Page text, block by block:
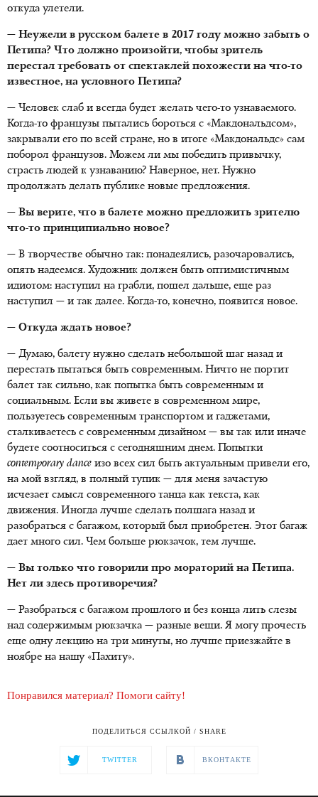
откуда улетели.
— Неужели в русском балете в 2017 году можно забыть о
Петипа? Что должно произойти, чтобы зритель
перестал требовать от спектаклей похожести на что-то
известное, на условного Петипа?
— Человек слаб и всегда будет желать чего-то узнаваемого.
Когда-то французы пытались бороться с «Макдональдсом»,
закрывали его по всей стране, но в итоге «Макдональдс» сам
поборол французов. Можем ли мы победить привычку,
страсть людей к узнаванию? Наверное, нет. Нужно
продолжать делать публике новые предложения.
— Вы верите, что в балете можно предложить зрителю
что-то принципиально новое?
— В творчестве обычно так: понадеялись, разочаровались,
опять надеемся. Художник должен быть оптимистичным
идиотом: наступил на грабли, пошел дальше, еще раз
наступил — и так далее. Когда-то, конечно, появится новое.
— Откуда ждать новое?
— Думаю, балету нужно сделать небольшой шаг назад и
перестать пытаться быть современным. Ничто не портит
балет так сильно, как попытка быть современным и
социальным. Если вы живете в современном мире,
пользуетесь современным транспортом и гаджетами,
сталкиваетесь с современным дизайном — вы так или иначе
будете соотноситься с сегодняшним днем. Попытки
contemporary dance изо всех сил быть актуальным привели его,
на мой взгляд, в полный тупик — для меня зачастую
исчезает смысл современного танца как текста, как
движения. Иногда лучше сделать полшага назад и
разобраться с багажом, который был приобретен. Этот багаж
дает много сил. Чем больше рюкзачок, тем лучше.
— Вы только что говорили про мораторий на Петипа.
Нет ли здесь противоречия?
— Разобраться с багажом прошлого и без конца лить слезы
над содержимым рюкзачка — разные вещи. Я могу прочесть
еще одну лекцию на три минуты, но лучше приезжайте в
ноябре на нашу «Пахиту».
Понравился материал? Помоги сайту!
ПОДЕЛИТЬСЯ ССЫЛКОЙ / SHARE
TWITTER ВКОНТАКТЕ